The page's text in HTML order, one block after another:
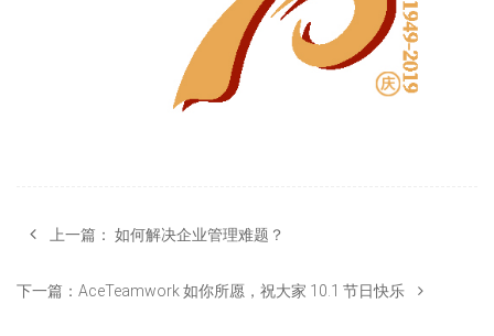
上一篇： 如何解决企业管理难题？
下一篇： AceTeamwork 如你所愿，祝大家 10.1 节日快乐